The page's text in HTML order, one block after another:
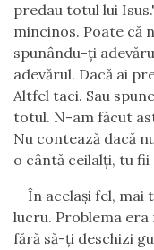
predau totul lui
mincinos. Poate că
spunându-ţi adevă
adevărul. Dacă ai
Altfel taci. Sau
totul. N-am făcut
Nu contează dacă
o cântă ceilalţi, tu fii
În acelaşi fel, mai t
lucru. Problema era
fără să-ţi deschizi